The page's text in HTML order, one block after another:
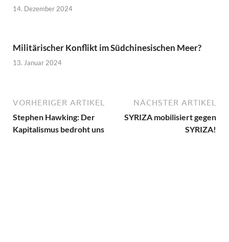
14. Dezember 2024
Militärischer Konflikt im Südchinesischen Meer?
13. Januar 2024
VORHERIGER ARTIKEL
Stephen Hawking: Der
Kapitalismus bedroht uns
NÄCHSTER ARTIKEL
SYRIZA mobilisiert gegen
SYRIZA!